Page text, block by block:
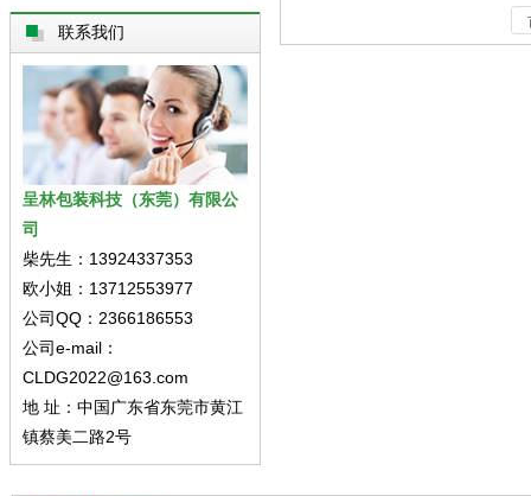
联系我们
呈林包装科技（东莞）有限公
司
柴先生：13924337353
欧小姐：13712553977
公司QQ：2366186553
公司e-mail：
CLDG2022@163.com
地 址：中国广东省东莞市黄江
镇蔡美二路2号